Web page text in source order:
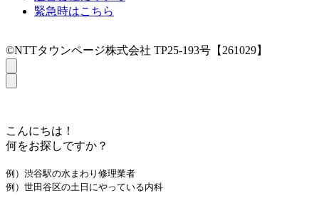
緊急時はこちら
©NTTタウンページ株式会社 TP25-193号【261029】
こんにちは！
何をお探しですか？
例）渋谷駅の水まわり修理業者
例）世田谷区の土日にやっている内科